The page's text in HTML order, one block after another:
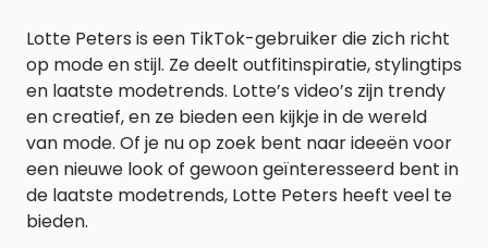
Lotte Peters is een TikTok-gebruiker die zich richt
op mode en stijl. Ze deelt outfitinspiratie, stylingtips
en laatste modetrends. Lotte’s video’s zijn trendy
en creatief, en ze bieden een kijkje in de wereld
van mode. Of je nu op zoek bent naar ideeën voor
een nieuwe look of gewoon geïnteresseerd bent in
de laatste modetrends, Lotte Peters heeft veel te
bieden.